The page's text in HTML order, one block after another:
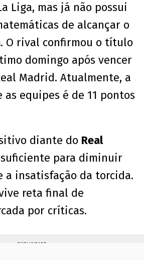
Liga, mas já não possui
de alcançar o
. O rival confirmou o título
domingo após vencer
Madrid. Atualmente, a
equipes é de 11 pontos
diante do Real
para diminuir
a insatisfação da torcida.
reta final de
por críticas.
PUBLICIDADE